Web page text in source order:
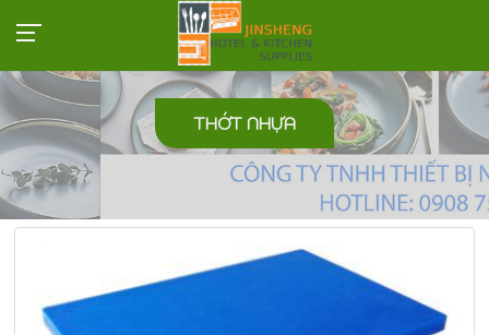
THỚT NHỰA